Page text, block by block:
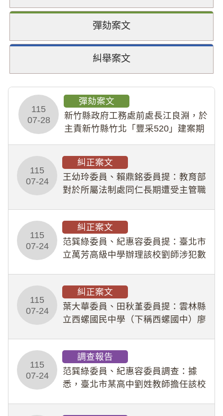
彈劾案文
糾舉案文
115
07-28
彈劾案文
新竹縣政府工務處前處長江良淵，於
主責新竹縣竹北「豐采520」建案期
幣1,483萬餘元，並長期收受建商餽
贈；復罔顧公共安全，圖利默許建商
於停工期間
115
07-24
糾正案文
王幼玲委員、賴鼎銘委員提：教育部
對於所屬法制處同仁長期遭受主管職
人員保障法」及「職業安全衛生法」
所定維護公務人員
115
07-24
糾正案文
范巽綠委員、紀惠容委員提：臺北市
立萬芳高級中學辦理該校劉師涉犯數
業把關與糾錯功能，不僅首份調查報
告漏未審酌師生不
115
07-24
糾正案文
葉大華委員、田秋堇委員提：雲林縣
立西螺國民中學（下稱西螺國中）廖
教羽球隊學生等行為，歷經該校校園
事件處理會議（下
115
07-24
調查報告
范巽綠委員、紀惠容委員調查：據
悉，臺北市某高中劉姓教師擔任該校